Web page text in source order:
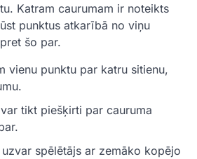
Katram caurumam ir noteikts
punktus atkarībā no viņu
šo par.
vienu punktu par katru sitienu,
tikt piešķirti par cauruma
spēlētājs ar zemāko kopējo